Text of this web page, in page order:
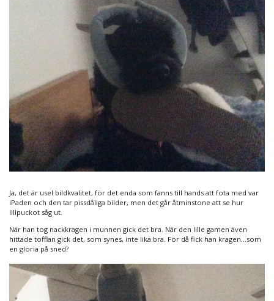
Ja, det är usel bildkvalitet, för det enda som fanns till hands att fota med var
iPaden och den tar pissdåliga bilder, men det går åtminstone att se hur
lillpuckot såg ut.
När han tog nackkragen i munnen gick det bra. När den lille gamen även
hittade tofflan gick det, som synes, inte lika bra. För då fick han kragen…som
en gloria på sned?